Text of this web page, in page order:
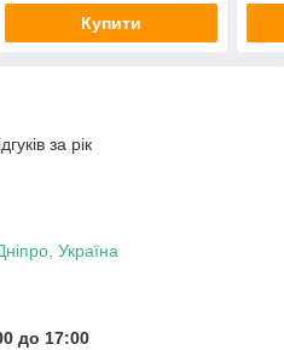
Купити
за рік
Україна
до 17:00